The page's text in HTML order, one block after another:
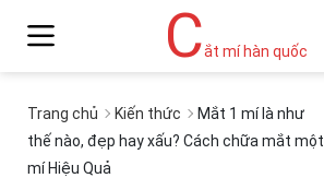
Cắt mí hàn quốc
Trang chủ Kiến thức
Mắt 1 mí là như
thế nào, đẹp hay xấu? Cách chữa mắt một
mí Hiệu Quả